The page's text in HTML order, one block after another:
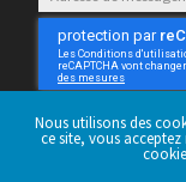
S’abonner
Nous utilisons des
ce site, vous